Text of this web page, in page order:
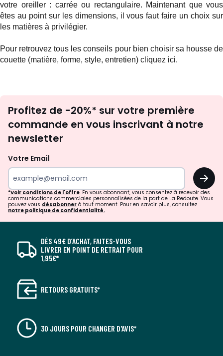
votre oreiller: carrée ou rectangulaire. Maintenant que vous
êtes au point sur les dimensions, il vous faut faire un choix sur
les matières à privilégier.
Pour retrouvez tous les conseils pour bien choisir sa housse de
couette (matière, forme, style, entretien) cliquez ici.
newsletter
Profitez de -20%* sur votre première
commande en vous inscrivant à notre
newsletter
Votre Email
OK
*Voir conditions de l'offre. En vous abonnant, vous consentez à recevoir des
communications commerciales personnalisées de la part de La Redoute. Vous
pouvez vous désabonner à tout moment. Pour en savoir plus, consultez
notre politique de confidentialité.
DÈS 49€ D’ACHAT, FAITES-VOUS
LIVRER EN POINT DE RETRAIT POUR
1,95€*
RETOURS GRATUITS*
30 JOURS POUR CHANGER D'AVIS*